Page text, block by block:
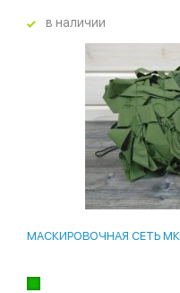
в наличии
МАСКИРОВОЧНАЯ СЕТЬ